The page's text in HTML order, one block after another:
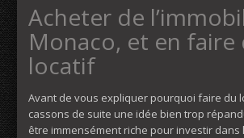
Acheter de
Monaco, et en faire
locatif
Avant de vous expliquer pourquoi faire du
cassons de suite une idée bien trop
être immensément riche pour investir dans